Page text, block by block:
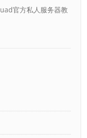
官方私人服务器教